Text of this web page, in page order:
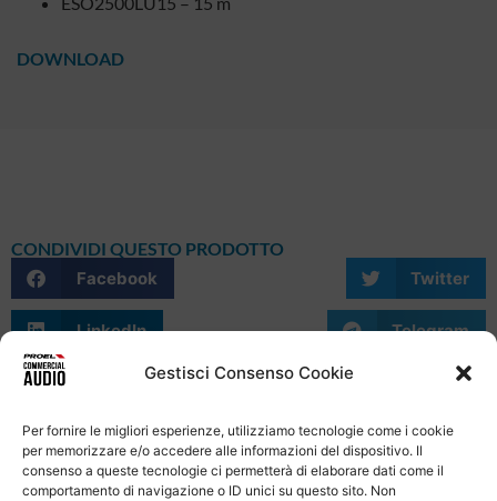
Gestisci Consenso Cookie
Per fornire le migliori esperienze, utilizziamo tecnologie come i cookie
per memorizzare e/o accedere alle informazioni del dispositivo. Il
consenso a queste tecnologie ci permetterà di elaborare dati come il
comportamento di navigazione o ID unici su questo sito. Non
DOWNLOAD
CONDIVIDI QUESTO PRODOTTO
Facebook
Twitter
LinkedIn Telegram
WhatsApp Email Skype